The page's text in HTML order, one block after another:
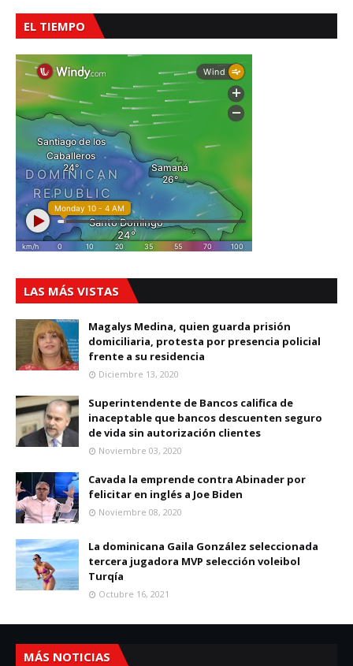
EL TIEMPO
LAS MÁS VISTAS
Magalys Medina, quien guarda prisión
domiciliaria, protesta por presencia policial
frente a su residencia
Diciembre 13, 2020
Superintendente de Bancos califica de
inaceptable que bancos descuenten seguro
de vida sin autorización clientes
Noviembre 03, 2020
Cavada la emprende contra Abinader por
felicitar en inglés a Joe Biden
Noviembre 08, 2020
La dominicana Gaila González seleccionada
tercera jugadora MVP selección voleibol
Turqía
Octubre 16, 2021
MÁS NOTICIAS